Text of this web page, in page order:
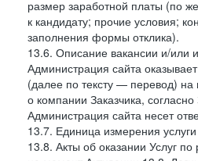
размер заработной платы (по
к кандидату; прочие условия;
заполнения формы отклика).
13.6. Описание вакансии и/или
Администрация сайта
(далее по тексту — перевод)
о компании Заказчика,
Администрация сайта несет
13.7. Единица измерения
13.8. Акты об оказании Услуг